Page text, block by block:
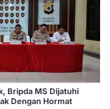
Bripda MS Dijatuhi
Dengan Hormat